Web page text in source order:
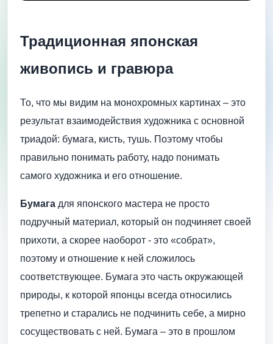
Традиционная японская
живопись и гравюра
То, что мы видим на монохромных картинах – это
результат взаимодействия художника с основной
триадой: бумага, кисть, тушь. Поэтому чтобы
правильно понимать работу, надо понимать
самого художника и его отношение.
Бумага для японского мастера не просто
подручный материал, который он подчиняет своей
прихоти, а скорее наоборот - это «собрат»,
поэтому и отношение к ней сложилось
соответствующее. Бумага это часть окружающей
природы, к которой японцы всегда относились
трепетно и старались не подчинить себе, а мирно
сосуществовать с ней. Бумага – это в прошлом